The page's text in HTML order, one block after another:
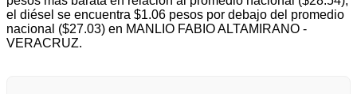
el diésel se encuentra $1.06 pesos por debajo del promedio
nacional ($27.03) en MANLIO FABIO ALTAMIRANO -
VERACRUZ.